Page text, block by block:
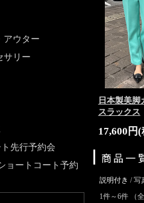
アウター
サリー
先行予約会
ョートコート予約
日本製美脚
スラックス
17,600円
商品一
説明付き / 写
1件～6件 （全